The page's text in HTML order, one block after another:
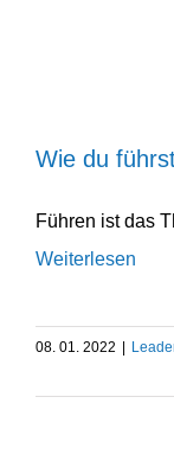
Wie du
Führen ist das
Weiterlesen
08. 01. 2022